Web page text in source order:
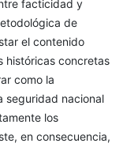
facticidad y
de
el contenido
históricas concretas
como la
seguridad nacional
los
en consecuencia,